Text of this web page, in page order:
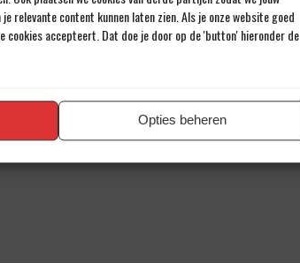
relevante content kunnen laten zien. Als je onze website goed
cookies accepteert. Dat doe je door op de 'button' hieronder de
Opties beheren
Verplichte velden zijn gemarkeerd met*